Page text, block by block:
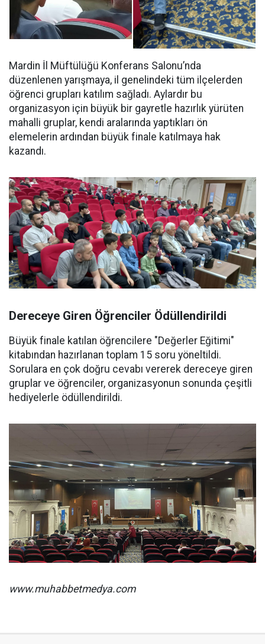
Mardin İl Müftülüğü Konferans Salonu’nda
düzenlenen yarışmaya, il genelindeki tüm ilçelerden
öğrenci grupları katılım sağladı. Aylardır bu
organizasyon için büyük bir gayretle hazırlık yürüten
mahalli gruplar, kendi aralarında yaptıkları ön
elemelerin ardından büyük finale katılmaya hak
kazandı.
Dereceye Giren Öğrenciler Ödüllendirildi
Büyük finale katılan öğrencilere "Değerler Eğitimi"
kitabından hazırlanan toplam 15 soru yöneltildi.
Sorulara en çok doğru cevabı vererek dereceye giren
gruplar ve öğrenciler, organizasyonun sonunda çeşitli
hediyelerle ödüllendirildi.
www.muhabbetmedya.com